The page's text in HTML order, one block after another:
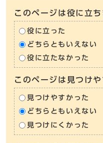
このページは役に立ち
役に立った
どちらともいえない
役に立たなかった
このページは見つけ
見つけやすかった
どちらともいえない
見つけにくかった